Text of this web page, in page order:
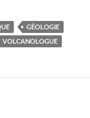
GÉOLOGIE
VOLCANOLOGUE